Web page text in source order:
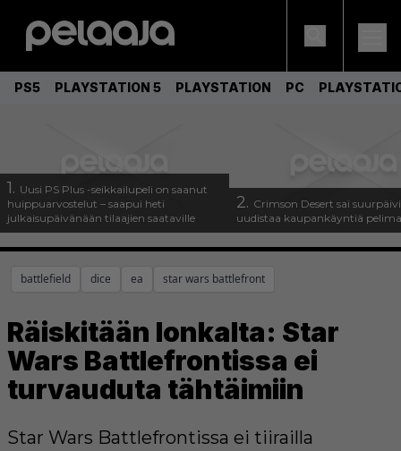
PS5 PLAYSTATION 5 PLAYSTATION PC
1. Uusi PS Plus -seikkailupeli on saanut
huippuarvostelut – saapui heti
julkaisupäivänään tilaajien saataville
2. Crimson Desert sai
uudistaa kaupankäyntiä
battlefield dice ea star wars battlefront
Räiskitään lonkalta: Star
Wars Battlefrontissa ei
turvauduta tähtäimiin
Star Wars Battlefrontissa ei tiirailla